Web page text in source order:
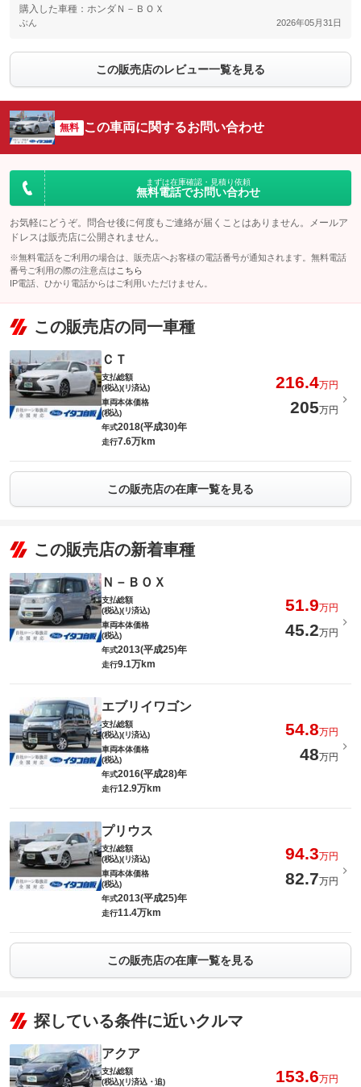
購入した車種：ホンダＮ－ＢＯＸ
ぶん 2026年05月31日
この販売店のレビュー一覧を見る
無料 この車両に関するお問い合わせ
まずは在庫確認・見積り依頼
無料電話でお問い合わせ
お気軽にどうぞ。問合せ後に何度もご連絡が届くことはありません。メールア
ドレスは販売店に公開されません。
※無料電話をご利用の場合は、販売店へお客様の電話番号が通知されます。無料電話
番号ご利用の際の注意点は こちら
IP電話、ひかり電話からはご利用いただけません。
この販売店の同一車種
ＣＴ
支払総額
(税込)(リ済込)
216.4万円
車両本体価格
(税込)
205万円
年式2018(平成30)年
走行7.6万km
この販売店の在庫一覧を見る
この販売店の新着車種
Ｎ－ＢＯＸ
支払総額
(税込)(リ済込)
51.9万円
車両本体価格
(税込)
45.2万円
年式2013(平成25)年
走行9.1万km
エブリイワゴン
支払総額
(税込)(リ済込)
54.8万円
車両本体価格
(税込)
48万円
年式2016(平成28)年
走行12.9万km
プリウス
支払総額
(税込)(リ済込)
94.3万円
車両本体価格
(税込)
82.7万円
年式2013(平成25)年
走行11.4万km
この販売店の在庫一覧を見る
探している条件に近いクルマ
アクア
支払総額
(税込)(リ済込・追)
153.6万円